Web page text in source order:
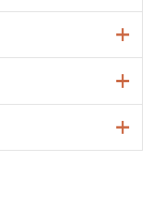
conforme alla
°C;*